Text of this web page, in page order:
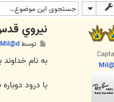
نيروي
ت
توسطMil@d
به نام
با درود دوباره به همگی دوستان که